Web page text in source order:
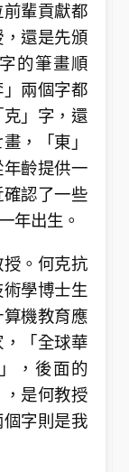
輩貢獻都
還是先頒
的筆畫順
兩個字都
」字，還
，「東」
齡提供一
認了一些
年出生。
。何克抗
學博士生
機教育應
「全球華
，後面的
，是何教授
字則是我